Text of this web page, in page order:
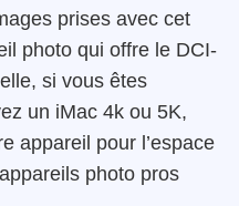
prises avec cet
photo qui offre le DCI-
si vous êtes
un iMac 4k ou 5K,
appareil pour l’espace
photo pros